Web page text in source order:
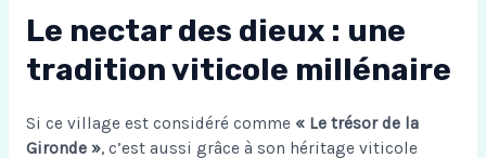
Le nectar des dieux : une
tradition viticole millénaire
Si ce village est considéré comme « Le trésor de la
Gironde », c’est aussi grâce à son héritage viticole